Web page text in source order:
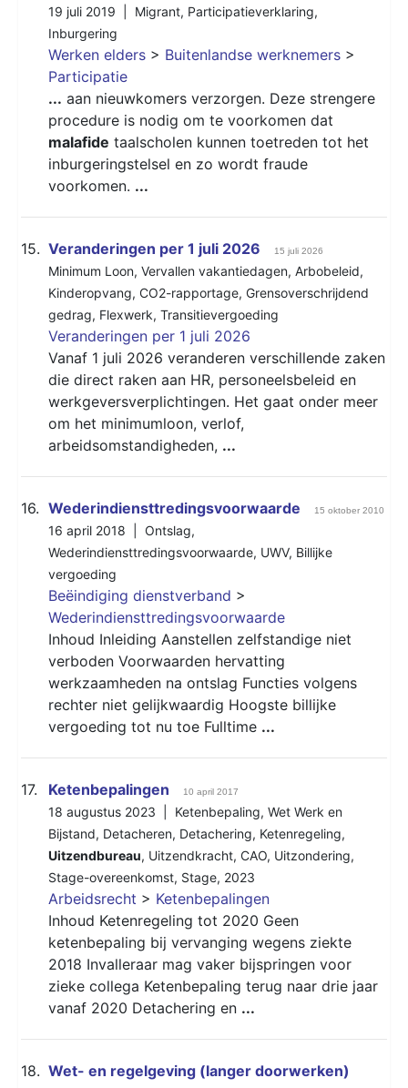
19 juli 2019 | Migrant, Participatieverklaring,
Inburgering
Werken elders > Buitenlandse werknemers >
Participatie
... aan nieuwkomers verzorgen. Deze strengere
procedure is nodig om te voorkomen dat
malafide taalscholen kunnen toetreden tot het
inburgeringstelsel en zo wordt fraude
voorkomen. ...
15. Veranderingen per 1 juli 2026 15 juli 2026
Minimum Loon, Vervallen vakantiedagen, Arbobeleid,
Kinderopvang, CO2-rapportage, Grensoverschrijdend
gedrag, Flexwerk, Transitievergoeding
Veranderingen per 1 juli 2026
Vanaf 1 juli 2026 veranderen verschillende zaken
die direct raken aan HR, personeelsbeleid en
werkgeversverplichtingen. Het gaat onder meer
om het minimumloon, verlof,
arbeidsomstandigheden, ...
16. Wederindiensttredingsvoorwaarde 15 oktober 2010
16 april 2018 | Ontslag,
Wederindiensttredingsvoorwaarde, UWV, Billijke
vergoeding
Beëindiging dienstverband >
Wederindiensttredingsvoorwaarde
Inhoud Inleiding Aanstellen zelfstandige niet
verboden Voorwaarden hervatting
werkzaamheden na ontslag Functies volgens
rechter niet gelijkwaardig Hoogste billijke
vergoeding tot nu toe Fulltime ...
17. Ketenbepalingen 10 april 2017
18 augustus 2023 | Ketenbepaling, Wet Werk en
Bijstand, Detacheren, Detachering, Ketenregeling,
Uitzendbureau, Uitzendkracht, CAO, Uitzondering,
Stage-overeenkomst, Stage, 2023
Arbeidsrecht > Ketenbepalingen
Inhoud Ketenregeling tot 2020 Geen
ketenbepaling bij vervanging wegens ziekte
2018 Invalleraar mag vaker bijspringen voor
zieke collega Ketenbepaling terug naar drie jaar
vanaf 2020 Detachering en ...
18. Wet- en regelgeving (langer doorwerken)